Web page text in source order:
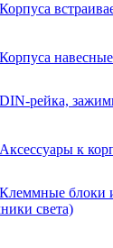
Корпуса
Корпуса навесные
DIN-рейка,
Аксессуары к
Клеммные блоки
света)